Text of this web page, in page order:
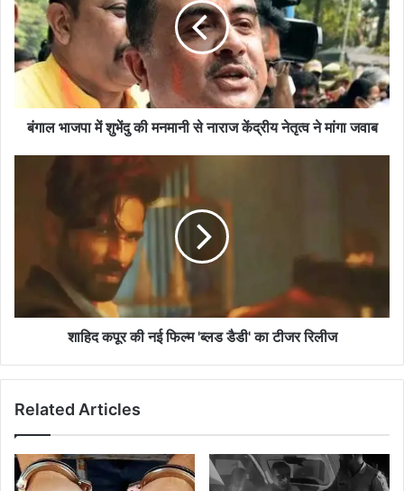
शुभेंदु
की
मनमानी
से
नाराज
केंद्रीय
नेतृत्वबंगाल भाजपा में शुभेंदु की मनमानी से नाराज केंद्रीय नेतृत्व ने मांगा जवाब
टीजर
शाहिद कपूर की नई फिल्म 'ब्लड डैडी' का टीजर रिलीज
Related Articles